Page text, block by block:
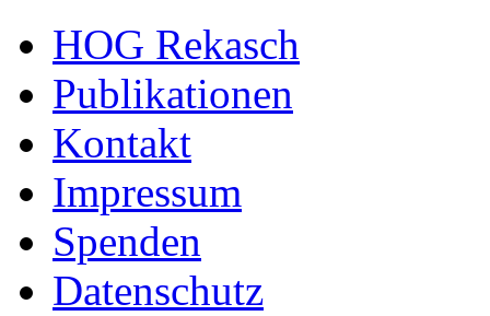
HOG Rekasch
Publikationen
Kontakt
Impressum
Spenden
Datenschutz